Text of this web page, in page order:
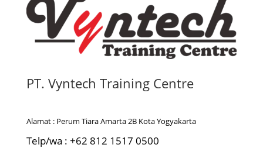
PT. Vyntech Training Centre
Alamat : Perum Tiara Amarta 2B Kota Yogyakarta
Telp/wa : +62 812 1517 0500